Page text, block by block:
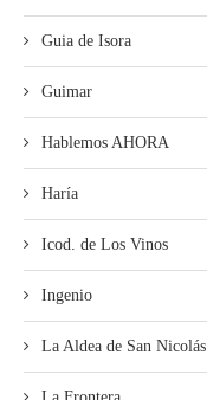
Guia de Isora
Guimar
Hablemos AHORA
Haría
Icod. de Los Vinos
Ingenio
La Aldea de San Nicolás